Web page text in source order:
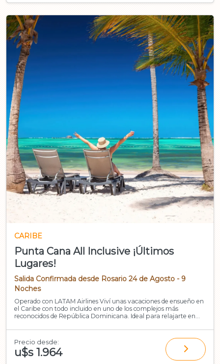
CARIBE
Punta Cana All Inclusive ¡Últimos
Lugares!
Salida Confirmada desde Rosario 24 de Agosto - 9
Noches
Operado con LATAM Airlines Viví unas vacaciones de ensueño en
el Caribe con todo incluido en uno de los complejos más
reconocidos de República Dominicana. Ideal para relajarte en
Precio desde:
u$s 1.964